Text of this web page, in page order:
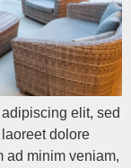
elit, sed
dolore
ad minim veniam,